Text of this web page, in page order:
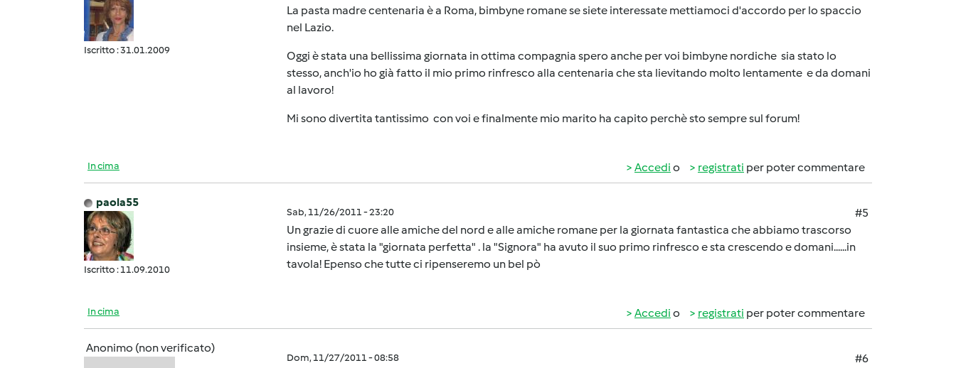
Iscritto : 31.01.2009
La pasta madre centenaria è a Roma, bimbyne romane se siete interessate mettiamoci d'accordo per lo spaccio
nel Lazio.
Oggi è stata una bellissima giornata in ottima compagnia spero anche per voi bimbyne nordiche sia stato lo
stesso, anch'io ho già fatto il mio primo rinfresco alla centenaria che sta lievitando molto lentamente e da domani
al lavoro!
Mi sono divertita tantissimo con voi e finalmente mio marito ha capito perchè sto sempre sul forum!
In cima Accedi o registrati per poter commentare
paola55
Iscritto : 11.09.2010
Sab, 11/26/2011 - 23:20
#5
Un grazie di cuore alle amiche del nord e alle amiche romane per la giornata fantastica che abbiamo trascorso
insieme, è stata la "giornata perfetta" . la "Signora" ha avuto il suo primo rinfresco e sta crescendo e domani......in
tavola! Epenso che tutte ci ripenseremo un bel pò
In cima Accedi o registrati per poter commentare
Anonimo (non verificato)
Dom, 11/27/2011 - 08:58
#6